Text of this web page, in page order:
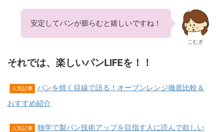
安定してパンが膨らむと嬉しいですね！
こむぎ
それでは、楽しいパンLIFEを！！
人気記事
パンを焼く目線で語る！オーブンレンジ徹底比較＆
おすすめ紹介
人気記事
独学で製パン技術アップを目指す人に読んで欲しい